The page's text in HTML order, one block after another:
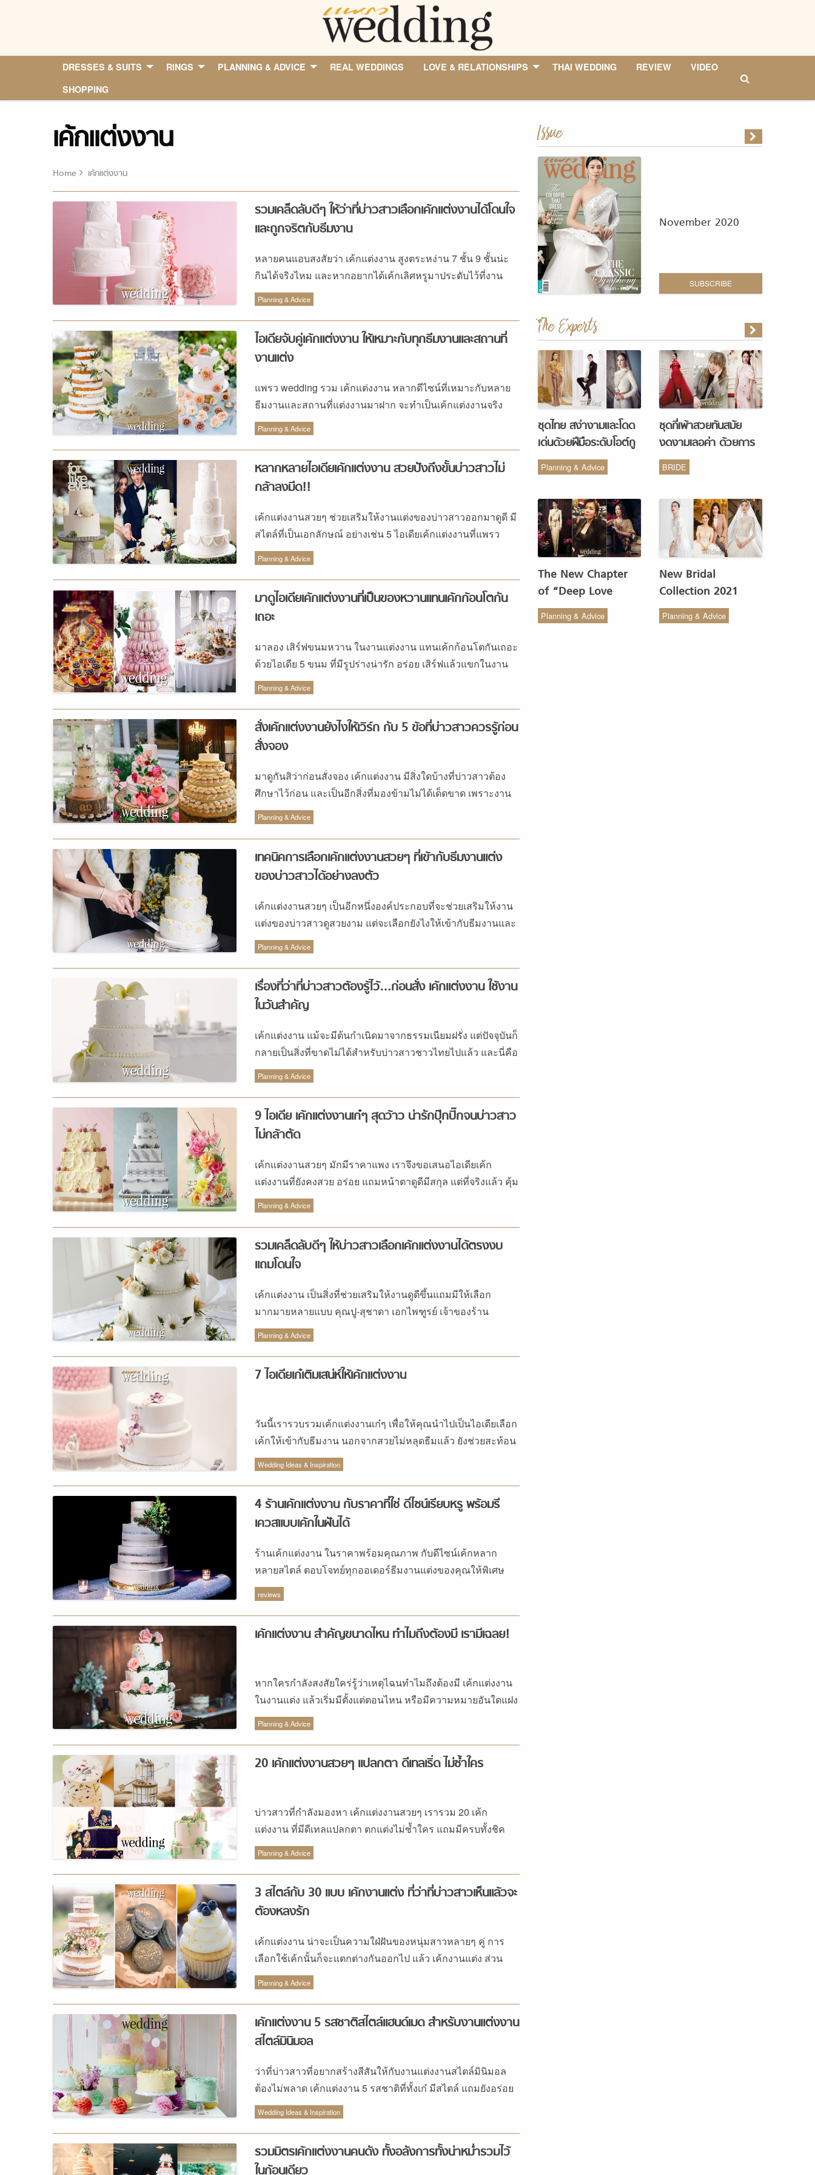
DRESSES & SUITS RINGS PLANNING & ADVICE REAL WEDDINGS LOVE & RELATIONSHIPS THAI WEDDING REVIEW
VIDEO
SHOPPING
เค้กแต่งงาน
Home เค้กแต่งงาน
รวมเคล็ดลับดีๆ ให้ว่าที่บ่าวสาวเลือกเค้กแต่งงานได้โดนใจ
และถูกจริตกับธีมงาน
หลายคนแอบสงสัยว่า เค้กแต่งงาน สูงตระหง่าน 7 ชั้น 9 ชั้นน่ะ
กินได้จริงไหม และหากอยากได้เค้กเลิศหรูมาประดับไว้ที่งาน
ต้องเตรียมงบประมาณไว้เท่าไหร่กัน แล้วจะเริ่มต้นตรงไหนอะไร
ยังไงก่อนดี แพรวเวดดิ้งจึงมีสารพัดคำแนะนำดีๆ เรื่อง เค้ก
ที่ต้องนำมาประกอบการตัดสินใจในการเลือกเค้กแต่งงาน
นอกจากรูปแบบเค้กที่ต้องการ ขนาดและอุณหภูมิของห้องจัด
สอดรับไปกับหน้าตาของเค้กแต่งงานก็เป็นเรื่องสำคัญที่ไม่ควร
ลืมนะคะ เค้กแต่งงานจริง เหมาะสำหรับงานในบรรยากาศอินด
อร์ที่มีเครื่องปรับอากาศ เพื่อป้องกันไม่ให้เค้กละลาย และหาก
หรือใหญ่มากนักค่ะ เค้กแต่งงานปลอม เหมาะสำหรับงานในห้อง
โถงขนาดใหญ่ เช่น ห้องบอลรูมของโรงแรม หรืองานเอ๊าท์ดอร์
จัดเต็มจึงสามารถเป็นจุดศูนย์กลางของงาน ช่วยให้งานดูหรูหรา
อลังการมากยิ่งขึ้น คัพเค้ก เหมาะสำหรับงานอินดอร์ที่จัดขึ้น
พื้นที่ในการตัดเค้กมากนัก นอกจากนี้ยังสะดวกและไม่เสียเวลา
ในการเสิร์ฟเค้กให้กับแขกผู้ใหญ่อีกด้วย การดูแลเค้กจริงในงาน
เอ๊าท์ดอร์ สำหรับบ่าวสาวที่อยากได้เค้กแต่งงานจริงทั้งหมดใน
งานแต่งแบบกลางแจ้ง ขอแนะนำให้ใช้เค้กจริงไม่เกิน 5 ชั้นและ
ตามต้องการ เพราะเค้กคลุมน้ำตาลจะใช้ครีมระหว่างชั้นเค้ก
ค่อนข้างน้อยจึงละลายช้ากว่าเค้กแบบครีมปกติ อีกทั้งการคลุม
ด้วยน้ำตาลยังช่วยยืดอายุการเก็บรักษาเค้กให้นานยิ่งขึ้นและยัง
จัดงานเอ๊าท์ดอร์คือควรนำเค้กออกมาให้ใกล้เคียงกับเวลาเริ่ม
งานมากที่สุด หากนำออกมาในช่วงตัดเค้กได้จะยิ่งดีเพื่อคงความ
สวยงามของเค้กไว้ให้นานที่สุด นอกจากนี้ การให้ทางร้านเข้าไป
เซตเค้กให้หน้างานก็ถือเป็นอีกทางที่ช่วยลดความเสี่ยงที่จะเกิด
ความเสียหายระหว่างการขนส่งและการจัดตกแต่งได้ งบ
จำกัดแต่อยากได้เค้กแต่งงานดีไซน์สวยๆ ขอแนะนำให้เช่าเค้ก
แต่งงานปลอมเพราะมีต้นทุนที่ค่อนข้างต่ำกว่าการใช้เค้กจริง
หรือคัพเค้ก (ควรโทรจองล่วงหน้าอย่างน้อย 2 สัปดาห์) ส่วนบ่าว
สาวที่มีกำลังทรัพย์ขึ้นมาหน่อยลองเพิ่มความพิเศษและ
ของตัวเองใส่ชุดแต่งงาน […]
Planning & Advice
ไอเดียจับคู่เค้กแต่งงาน ให้เหมาะกับทุกธีมงานและสถานที่
งานแต่ง
แพรว wedding รวม เค้กแต่งงาน หลากดีไซน์ที่เหมาะกับหลาย
ธีมงานและสถานที่แต่งงานมาฝาก จะทำเป็นเค้กแต่งงานจริง
ก็ได้ หรือเค้กแต่งงานปลอมก็ดีมากบอกเลย!
Planning & Advice
หลากหลายไอเดียเค้กแต่งงาน สวยปังถึงขั้นบ่าวสาวไม่
กล้าลงมีด!!
เค้กแต่งงานสวยๆ ช่วยเสริมให้งานแต่งของบ่าวสาวออกมาดูดี มี
สไตล์ที่เป็นเอกลักษณ์ อย่างเช่น 5 ไอเดียเค้กแต่งงานที่แพรว
wedding นำมาฝาก
Planning & Advice
มาดูไอเดียเค้กแต่งงานที่เป็นของหวานแทนเค้กก้อนโตกัน
เถอะ
มาลอง เสิร์ฟขนมหวาน ในงานแต่งงาน แทนเค้กก้อนโตกันเถอะ
ด้วยไอเดีย 5 ขนม ที่มีรูปร่างน่ารัก อร่อย เสิร์ฟแล้วแขกในงาน
แฮปปี้แน่นอน
Planning & Advice
สั่งเค้กแต่งงานยังไงให้เวิร์ก กับ 5 ข้อที่บ่าวสาวควรรู้ก่อน
สั่งจอง
มาดูกันสิว่าก่อนสั่งจอง เค้กแต่งงาน มีสิ่งใดบ้างที่บ่าวสาวต้อง
ศึกษาไว้ก่อน และเป็นอีกสิ่งที่มองข้ามไม่ได้เด็ดขาด เพราะงาน
จะพังหรือปัง เค้กก็มีส่วนนะ
Planning & Advice
เทคนิคการเลือกเค้กแต่งงานสวยๆ ที่เข้ากับธีมงานแต่ง
ของบ่าวสาวได้อย่างลงตัว
เค้กแต่งงานสวยๆ เป็นอีกหนึ่งองค์ประกอบที่จะช่วยเสริมให้งาน
แต่งของบ่าวสาวดูสวยงาม แต่จะเลือกยังไงให้เข้ากับธีมงานและ
สถานที่ เรามีคำตอบมาให้แล้วค่ะ
Planning & Advice
เรื่องที่ว่าที่บ่าวสาวต้องรู้ไว้…ก่อนสั่ง เค้กแต่งงาน ใช้งาน
ในวันสำคัญ
เค้กแต่งงาน แม้จะมีต้นกำเนิดมาจากธรรมเนียมฝรั่ง แต่ปัจจุบันก็
กลายเป็นสิ่งที่ขาดไม่ได้สำหรับบ่าวสาวชาวไทยไปแล้ว และนี่คือ
สิ่งที่ควรรู้ก่อนออเดอร์เค้กแต่งงาน
Planning & Advice
9 ไอเดีย เค้กแต่งงานเก๋ๆ สุดว้าว น่ารักปุ๊กปิ๊กจนบ่าวสาว
ไม่กล้าตัด
เค้กแต่งงานสวยๆ มักมีราคาแพง เราจึงขอเสนอไอเดียเค้ก
แต่งงานที่ยังคงสวย อร่อย แถมหน้าตาดูดีมีสกุล แต่ที่จริงแล้ว คุ้ม
ค่าคุ้มราคาที่สุด
Planning & Advice
รวมเคล็ดลับดีๆ ให้บ่าวสาวเลือกเค้กแต่งงานได้ตรงงบ
แถมโดนใจ
เค้กแต่งงาน เป็นสิ่งที่ช่วยเสริมให้งานดูดีขึ้นแถมมีให้เลือก
มากมายหลายแบบ คุณปู-สุชาดา เอกไพฑูรย์ เจ้าของร้าน
Sugaries Station ที่เน้นการออกแบบเค้กให้ตรงกับธีมงาน ซึ่งมี
บริการครบวงจรทั้ง เค้กจริง เค้กปลอม และคัพเค้ก มีคำแนะนำ
สาวกัน
Planning & Advice
7 ไอเดียเก๋เติมเสน่ห์ให้เค้กแต่งงาน
วันนี้เรารวบรวมเค้กแต่งงานเก๋ๆ เพื่อให้คุณนำไปเป็นไอเดียเลือก
เค้กให้เข้ากับธีมงาน นอกจากสวยไม่หลุดธีมแล้ว ยังช่วยสะท้อน
ความเป็นคุณได้ย่างง่ายๆ
Wedding Ideas & Inspiration
4 ร้านเค้กแต่งงาน กับราคาที่ใช่ ดีไซน์เรียบหรู พร้อมรี
เควสแบบเค้กในฝันได้
ร้านเค้กแต่งงาน ในราคาพร้อมคุณภาพ กับดีไซน์เค้กหลาก
หลายสไตล์ ตอบโจทย์ทุกออเดอร์ธีมงานแต่งของคุณให้พิเศษ
พร้อมรสชาติที่ถูกใจ
reviews
เค้กแต่งงาน สำคัญขนาดไหน ทำไมถึงต้องมี เรามีเฉลย!
หากใครกำลังสงสัยใคร่รู้ว่าเหตุไฉนทำไมถึงต้องมี เค้กแต่งงาน
ในงานแต่ง แล้วเริ่มมีตั้งแต่ตอนไหน หรือมีความหมายอันใดแฝง
ไว้หรือเปล่า เรามีคำตอบมาเฉลย
Planning & Advice
20 เค้กแต่งงานสวยๆ แปลกตา ดีเทลเริ่ด ไม่ซ้ำใคร
บ่าวสาวที่กำลังมองหา เค้กแต่งงานสวยๆ เรารวม 20 เค้ก
แต่งงาน ที่มีดีเทลแปลกตา ตกแต่งไม่ซ้ำใคร แถมมีครบทั้งชิค
หรู และมินิมอล ใครชอบแบบไหน ก็จัดไปเลย
Planning & Advice
3 สไตล์กับ 30 แบบ เค้กงานแต่ง ที่ว่าที่บ่าวสาวเห็นแล้วจะ
ต้องหลงรัก
เค้กแต่งงาน น่าจะเป็นความใฝ่ฝันของหนุ่มสาวหลายๆ คู่ การ
เลือกใช้เค้กนั้นก็จะแตกต่างกันออกไป แล้ว เค้กงานแต่ง ส่วน
มากที่บ่าวสาวเลือกใช้นั้นจะมีอะไรบ้างนะ
Planning & Advice
เค้กแต่งงาน 5 รสชาติสไตล์แฮนด์เมด สำหรับงานแต่งงาน
สไตล์มินิมอล
ว่าที่บ่าวสาวที่อยากสร้างสีสันให้กับงานแต่งงานสไตล์มินิมอล
ต้องไม่พลาด เค้กแต่งงาน 5 รสชาติที่ทั้งเก๋ มีสไตล์ แถมยังอร่อย
เริดพร้อมเสิร์ฟแขกทั้งงานด้วย
Wedding Ideas & Inspiration
รวมมิตรเค้กแต่งงานคนดัง ทั้งอลังการทั้งน่าหม่ำรวมไว้
Issue
November 2020
SUBSCRIBE
The Experts
ชุดไทย สง่างามและโดด
เด่นด้วยฝีมือระดับโอต์กู
ตูร์ จากห้องเสื้อ Vanus
Couture
Planning & Advice
ชุดกี่เพ้าสวยทันสมัย
งดงามเลอค่า ด้วยการ
รังสรรค์จากห้องเสื้อ
Monique Wedding
BRIDE
The New Chapter
of “Deep Love
Wedding Studio” :
รังสรรค์ผ้าทอของไทยให้
Planning & Advice
New Bridal
Collection 2021
from COCO CHIC
สวย เรียบง่าย สไตล์มินิ
Planning & Advice